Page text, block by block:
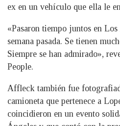
ex en un vehículo que ella le
«Pasaron tiempo juntos en
semana pasada. Se tienen
Siempre se han admirado»,
People.
Affleck también fue
camioneta que pertenece a
coincidieron en un evento